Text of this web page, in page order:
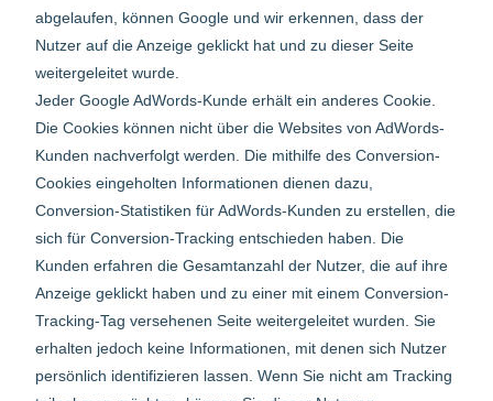
abgelaufen, können Google und wir erkennen, dass der
Nutzer auf die Anzeige geklickt hat und zu dieser Seite
weitergeleitet wurde.
Jeder Google AdWords-Kunde erhält ein anderes Cookie.
Die Cookies können nicht über die Websites von AdWords-
Kunden nachverfolgt werden. Die mithilfe des Conversion-
Cookies eingeholten Informationen dienen dazu,
Conversion-Statistiken für AdWords-Kunden zu erstellen, die
sich für Conversion-Tracking entschieden haben. Die
Kunden erfahren die Gesamtanzahl der Nutzer, die auf ihre
Anzeige geklickt haben und zu einer mit einem Conversion-
Tracking-Tag versehenen Seite weitergeleitet wurden. Sie
erhalten jedoch keine Informationen, mit denen sich Nutzer
persönlich identifizieren lassen. Wenn Sie nicht am Tracking